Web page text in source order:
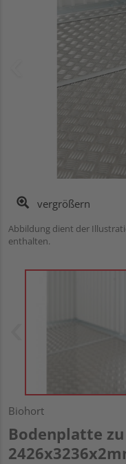
vergrößern
Abbildung dient der
enthalten.
Biohort
Bodenplatte